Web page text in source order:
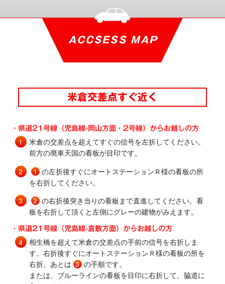
ACCSESS MAP
米倉交差点すぐ近く
・県道21号線（児島線-岡山方面・2号線）からお越しの方
米倉の交差点を超えてすぐの信号を左折してください。
前方の廃車天国の看板が目印です。
1 の左折後すぐにオートステーションＲ様の看板の所
を右折してください。
2 の右折後突き当りの看板まで直進してください。看
板を右折して頂くと左側にグレーの建物がみえます。
・県道21号線（児島線-倉敷方面）からお越しの方
相生橋を超えて米倉の交差点の手前の信号を右折しま
す。右折後すぐにオートステーションＲ様の看板の所を
右折。あとは 3 の手順です。
または、ブルーラインの看板を目印に右折して、脇道に